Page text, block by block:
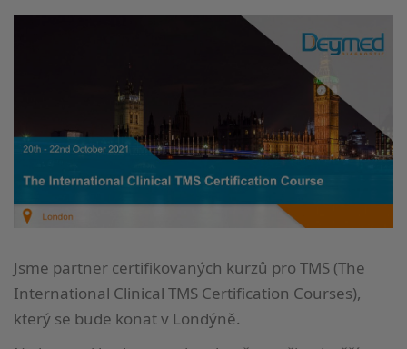
Jsme partner certifikovaných kurzů pro TMS (The
International Clinical TMS Certification Courses),
který se bude konat v Londýně.